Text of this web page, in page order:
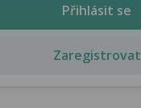
Přihlásit se
Zaregistrovat